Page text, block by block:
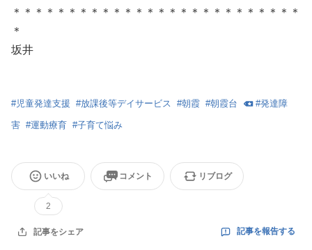
＊＊＊＊＊＊＊＊＊＊＊＊＊＊＊＊＊＊＊＊＊＊＊＊＊＊
＊
坂井
#児童発達支援 #放課後等デイサービス #朝霞 #朝霞台 #発達障
害 #運動療育 #子育て悩み
いいね
2
コメント リブログ
記事をシェア 記事を報告する